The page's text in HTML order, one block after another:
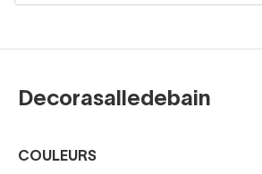
bain
Decorasalledebain
COULEURS